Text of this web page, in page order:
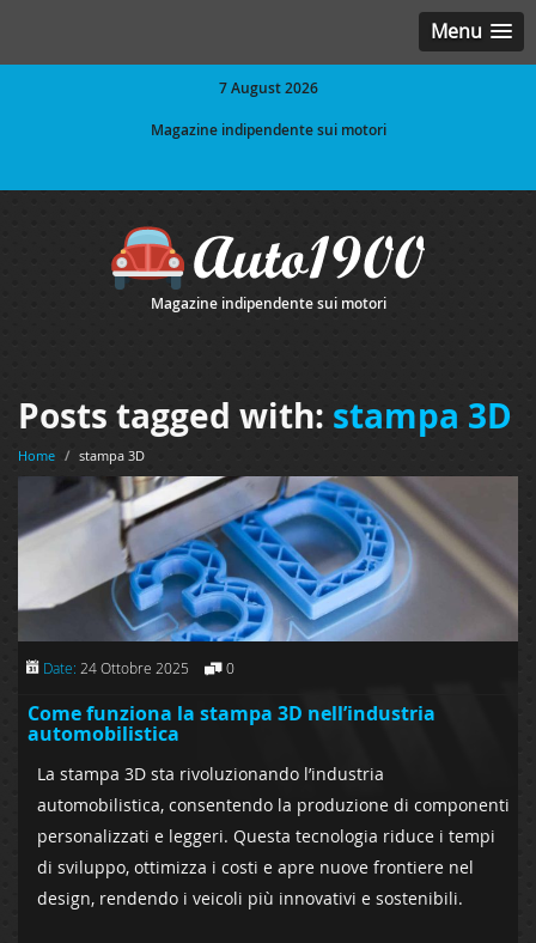
Menu
7 August 2026
Magazine indipendente sui motori
Magazine indipendente sui motori
Posts tagged with: stampa 3D
Home / stampa 3D
Date: 24 Ottobre 2025 0
Come funziona la stampa 3D nell’industria
automobilistica
La stampa 3D sta rivoluzionando l’industria
automobilistica, consentendo la produzione di componenti
personalizzati e leggeri. Questa tecnologia riduce i tempi
di sviluppo, ottimizza i costi e apre nuove frontiere nel
design, rendendo i veicoli più innovativi e sostenibili.